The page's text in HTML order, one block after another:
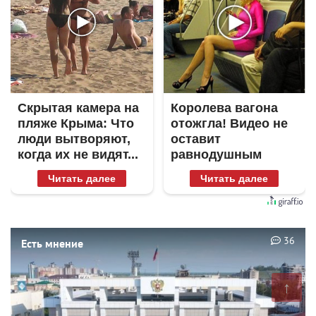
Скрытая камера на
пляже Крыма: Что
люди вытворяют,
когда их не видят...
Читать далее
Королева вагона
отожгла! Видео не
оставит
равнодушным
Читать далее
↑
Есть мнение 36